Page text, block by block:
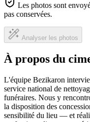
Les photos sont
pas conservées.
Analyser les photos
À propos du
L'équipe Bezikaron
service national de
funéraires. Nous y
la disposition des
sensibilité du lieu — et